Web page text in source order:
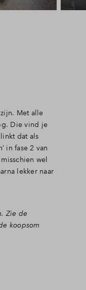
Met alle
Die vind je
dat als
in fase 2 van
wel
lekker naar
Zie de
koopsom